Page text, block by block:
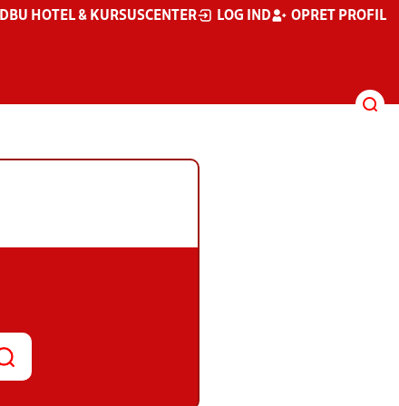
DBU HOTEL & KURSUSCENTER LOG IND OPRET PROFIL